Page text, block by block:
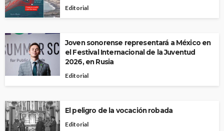
Editorial
Joven sonorense representará a México en
el Festival Internacional de la Juventud
2026, en Rusia
Editorial
El peligro de la vocación robada
Editorial